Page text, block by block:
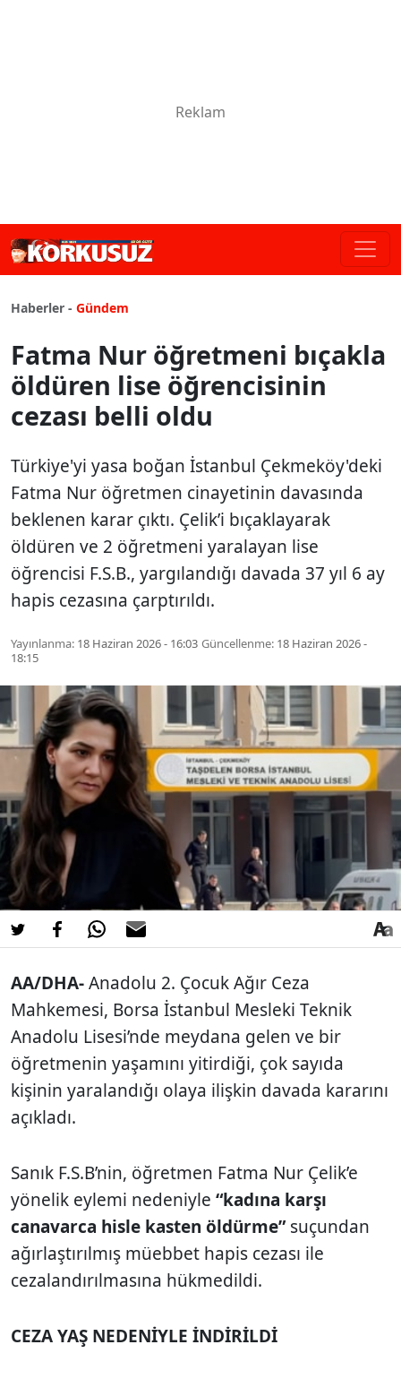
Haberler - Gündem
Fatma Nur öğretmeni bıçakla
öldüren lise öğrencisinin
cezası belli oldu
Türkiye'yi yasa boğan İstanbul Çekmeköy'deki
Fatma Nur öğretmen cinayetinin davasında
beklenen karar çıktı. Çelik’i bıçaklayarak
öldüren ve 2 öğretmeni yaralayan lise
öğrencisi F.S.B., yargılandığı davada 37 yıl 6 ay
hapis cezasına çarptırıldı.
Yayınlanma: 18 Haziran 2026 - 16:03 Güncellenme: 18 Haziran 2026 -
18:15
AA/DHA-Anadolu 2. Çocuk Ağır Ceza
Mahkemesi, Borsa İstanbul Mesleki Teknik
Anadolu Lisesi’nde meydana gelen ve bir
öğretmenin yaşamını yitirdiği, çok sayıda
kişinin yaralandığı olaya ilişkin davada kararını
açıkladı.
Sanık F.S.B’nin, öğretmen Fatma Nur Çelik’e
yönelik eylemi nedeniyle “kadına karşı
canavarca hisle kasten öldürme”suçundan
ağırlaştırılmış müebbet hapis cezası ile
cezalandırılmasına hükmedildi.
CEZA YAŞ NEDENİYLE İNDİRİLDİ